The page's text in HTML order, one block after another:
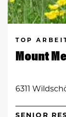
TOP
Mount
6311
SENIOR